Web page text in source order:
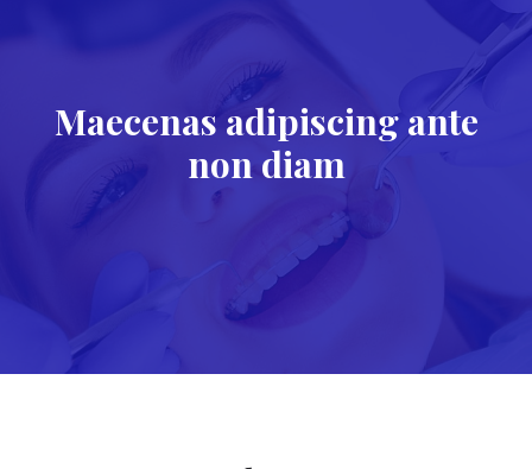
Maecenas adipiscing ante
non diam